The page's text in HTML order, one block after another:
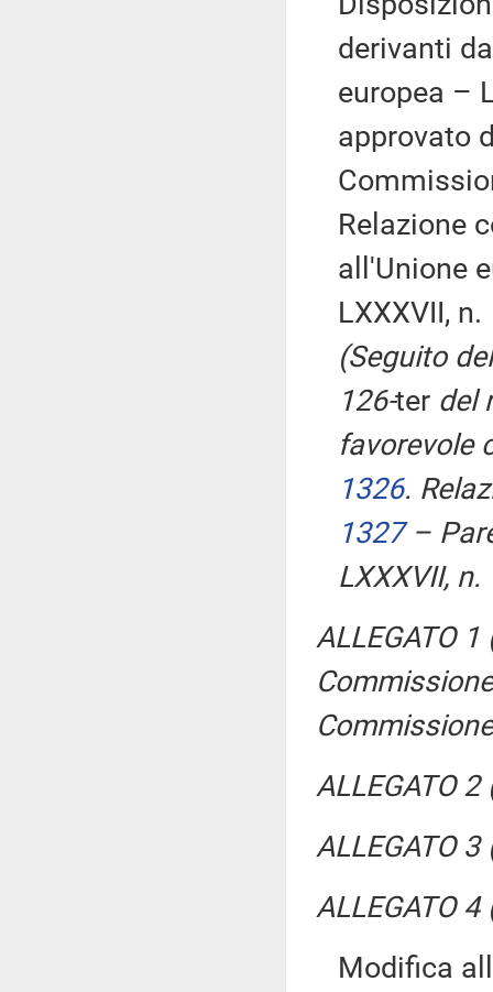
derivanti
europea –
approvato
Relazione
all'Unione
LXXXVII,
(Seguito
126-ter del
favorevole
1326.
1327–
LXXXVII,
ALLEGATO
ALLEGATO
ALLEGATO
ALLEGATO
Modifica